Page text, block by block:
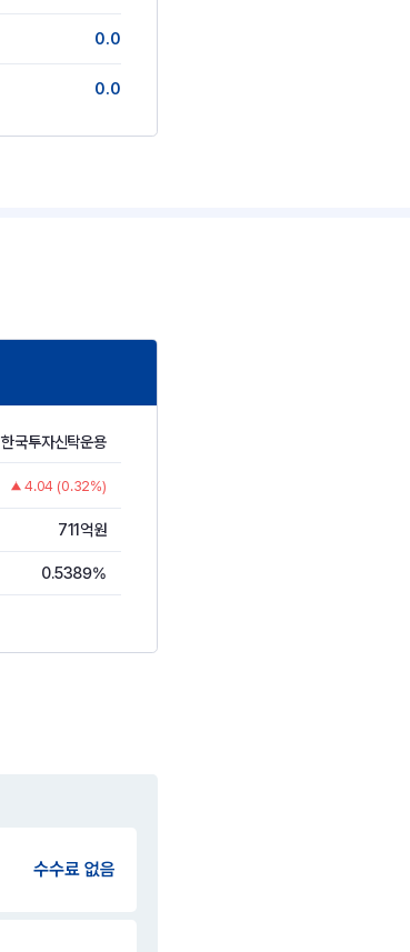
0.0
0.0
한국투자신탁운용
4.04 (0.32%)
711억원
0.5389%
수수료 없음